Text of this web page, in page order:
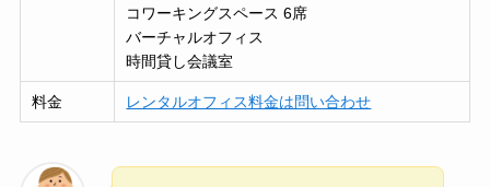
コワーキングスペース 6席
バーチャルオフィス
時間貸し会議室
料金 レンタルオフィス料金は問い合わせ